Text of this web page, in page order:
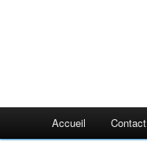
Accueil Contact